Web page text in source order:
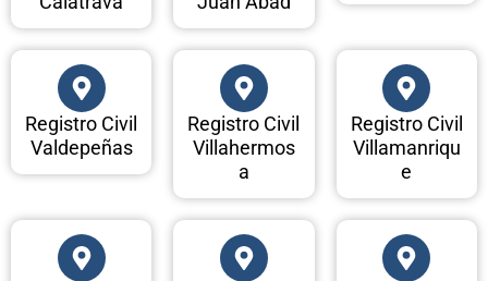
Registro Civil
Valdepeñas
Registro Civil
Villahermos
a
Registro Civil
Villamanriqu
e